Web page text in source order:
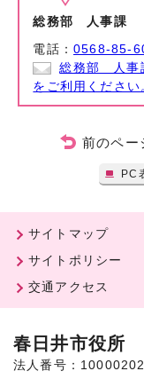
総務部 人事課
電話：0568-85-
総務部 人事
をご利用ください
前のペー
PC
サイトマップ
サイトポリシー
交通アクセス
春日井市役所
法人番号：